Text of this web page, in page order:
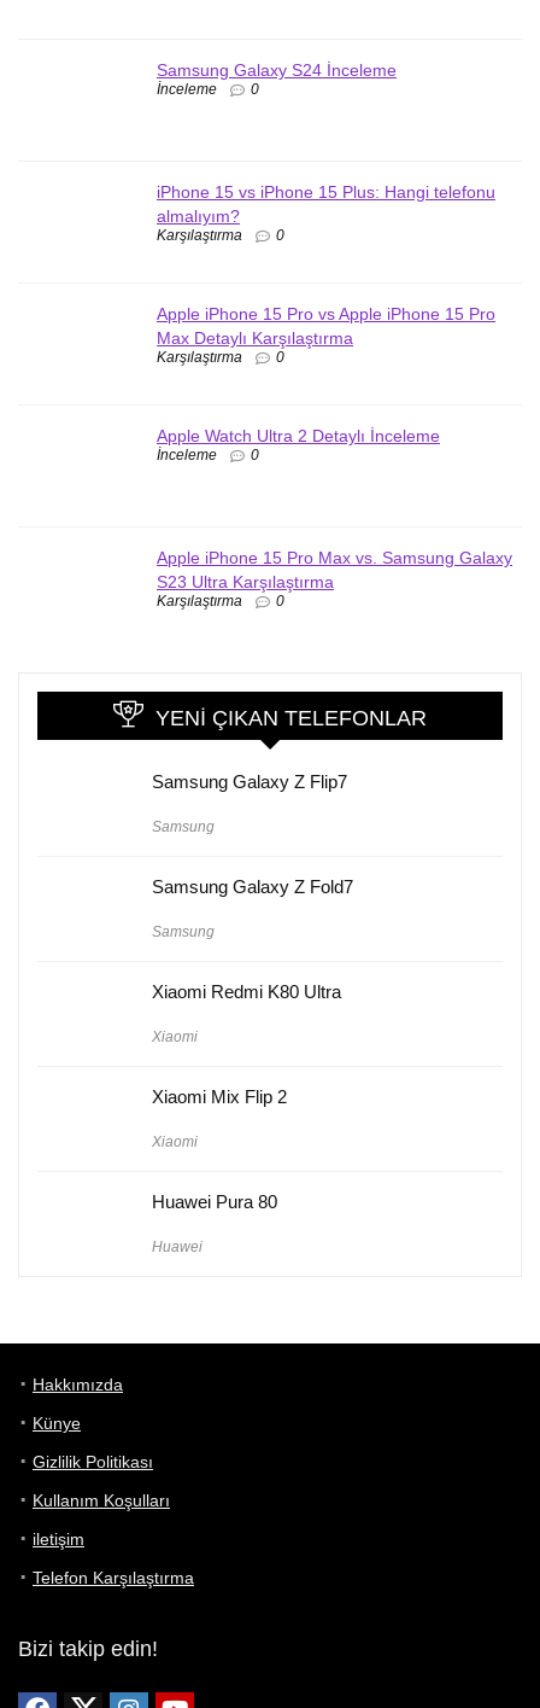
Samsung Galaxy S24 İnceleme
İnceleme 0
iPhone 15 vs iPhone 15 Plus: Hangi telefonu
almalıyım?
Karşılaştırma 0
Apple iPhone 15 Pro vs Apple iPhone 15 Pro
Max Detaylı Karşılaştırma
Karşılaştırma 0
Apple Watch Ultra 2 Detaylı İnceleme
İnceleme 0
Apple iPhone 15 Pro Max vs. Samsung Galaxy
S23 Ultra Karşılaştırma
Karşılaştırma 0
YENI ÇIKAN TELEFONLAR
Samsung Galaxy Z Flip7
Samsung
Samsung Galaxy Z Fold7
Samsung
Xiaomi Redmi K80 Ultra
Xiaomi
Xiaomi Mix Flip 2
Xiaomi
Huawei Pura 80
Huawei
Hakkımızda
Künye
Gizlilik Politikası
Kullanım Koşulları
iletişim
Telefon Karşılaştırma
Bizi takip edin!